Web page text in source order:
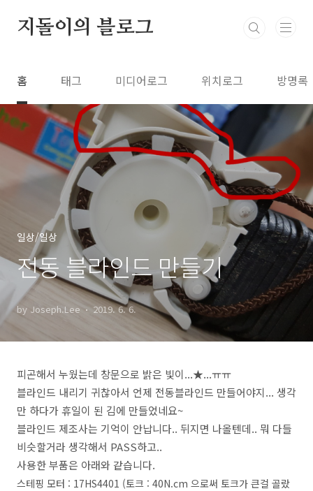
지돌이의 블로그
홈 태그 미디어로그 위치로그 방명록
일상/일상
전동 블라인드 만들기
by Joseph.Lee 2019. 6. 6.
피곤해서 누웠는데 창문으로 밝은 빛이...★...ㅠㅠ
블라인드 내리기 귀찮아서 언제 전동블라인드 만들어야지... 생각
만 하다가 휴일이 된 김에 만들었네요~
블라인드 제조사는 기억이 안납니다.. 뒤지면 나올텐데.. 뭐 다들
비슷할거라 생각해서 PASS하고..
사용한 부품은 아래와 같습니다.
스테핑 모터 : 17HS4401 (토크 : 40N.cm 으로써 토크가 큰걸 골랐